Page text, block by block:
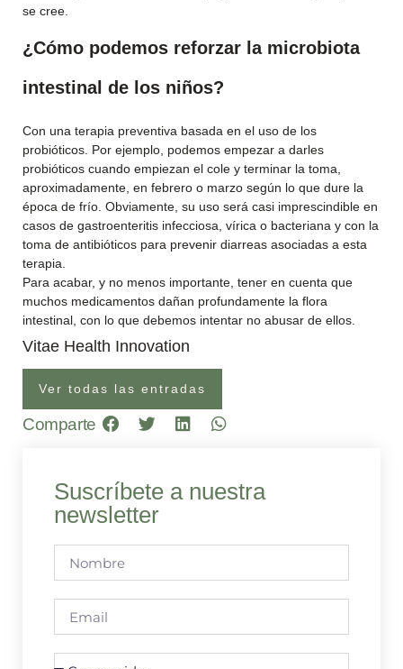
se cree.
¿Cómo podemos reforzar la microbiota
intestinal de los niños?
Con una terapia preventiva basada en el uso de los
probióticos. Por ejemplo, podemos empezar a darles
probióticos cuando empiezan el cole y terminar la toma,
aproximadamente, en febrero o marzo según lo que dure la
época de frío. Obviamente, su uso será casi imprescindible en
casos de gastroenteritis infecciosa, vírica o bacteriana y con la
toma de antibióticos para prevenir diarreas asociadas a esta
terapia.
Para acabar, y no menos importante, tener en cuenta que
muchos medicamentos dañan profundamente la flora
intestinal, con lo que debemos intentar no abusar de ellos.
Vitae Health Innovation
Ver todas las entradas
Comparte
Suscríbete a nuestra
newsletter